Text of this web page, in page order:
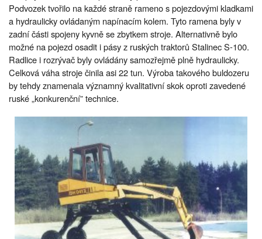
Podvozek tvořilo na každé straně rameno s pojezdovými kladkami
a hydraulicky ovládaným napínacím kolem. Tyto ramena byly v
zadní části spojeny kyvně se zbytkem stroje. Alternativně bylo
možné na pojezd osadit i pásy z ruských traktorů Stalinec S-100.
Radlice i rozrývač byly ovládány samozřejmě plně hydraulicky.
Celková váha stroje činila asi 22 tun. Výroba takového buldozeru
by tehdy znamenala významný kvalitativní skok oproti zavedené
ruské „konkurenční” technice.